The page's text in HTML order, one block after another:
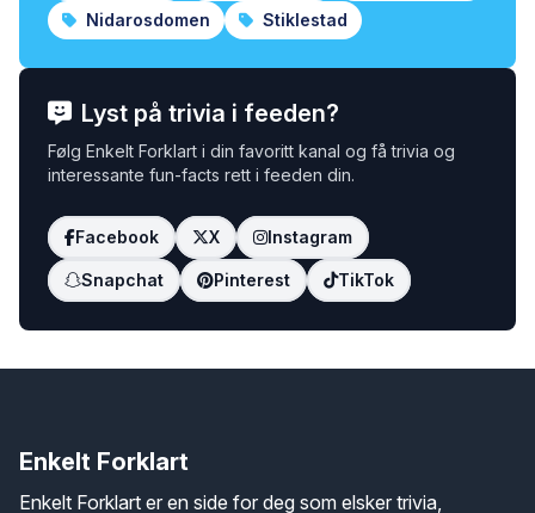
Nidarosdomen
Stiklestad
Lyst på trivia i feeden?
Følg Enkelt Forklart i din favoritt kanal og få trivia og
interessante fun-facts rett i feeden din.
Facebook X Instagram
Snapchat Pinterest TikTok
Enkelt Forklart
Enkelt Forklart er en side for deg som elsker trivia,